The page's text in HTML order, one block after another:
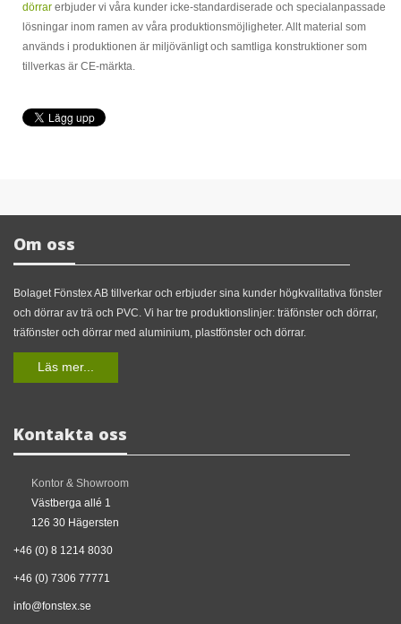
dörrar erbjuder vi våra kunder icke-standardiserade och specialanpassade
lösningar inom ramen av våra produktionsmöjligheter. Allt material som
används i produktionen är miljövänligt och samtliga konstruktioner som
tillverkas är CE-märkta.
Om oss
Bolaget Fönstex AB tillverkar och erbjuder sina kunder högkvalitativa fönster
och dörrar av trä och PVC. Vi har tre produktionslinjer: träfönster och dörrar,
träfönster och dörrar med aluminium, plastfönster och dörrar.
Läs mer...
Kontakta oss
Kontor & Showroom
Västberga allé 1
126 30 Hägersten
+46 (0) 8 1214 8030
+46 (0) 7306 77771
info@fonstex.se